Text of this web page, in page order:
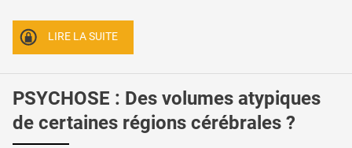
LIRE LA SUITE
PSYCHOSE : Des volumes atypiques
de certaines régions cérébrales ?